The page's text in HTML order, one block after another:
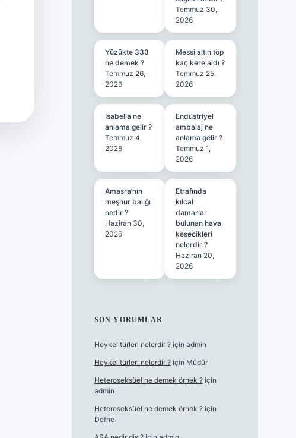
Temmuz 30,
2026
Yüzükte 333
ne demek ?
Temmuz 26,
2026
Messi altın top
kaç kere aldı ?
Temmuz 25,
2026
Isabella ne
anlama gelir ?
Temmuz 4,
2026
Endüstriyel
ambalaj ne
anlama gelir ?
Temmuz 1,
2026
Amasra’nın
meşhur balığı
nedir ?
Haziran 30,
2026
Etrafında
kılcal
damarlar
bulunan hava
kesecikleri
nelerdir ?
Haziran 20,
2026
SON YORUMLAR
Heykel türleri nelerdir ?için admin
Heykel türleri nelerdir ?için Müdür
Heteroseksüel ne demek örnek ?için
admin
Heteroseksüel ne demek örnek ?için
Defne